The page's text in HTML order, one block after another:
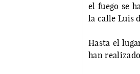
el fuego se
la calle Luis
Hasta el
han